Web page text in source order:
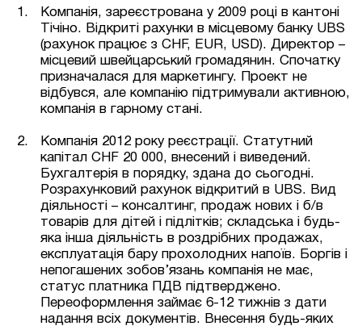
Компанія, зареєстрована у 2009 році в кантоні
Тічіно. Відкриті рахунки в місцевому банку UBS
(рахунок працює з CHF, EUR, USD). Директор –
місцевий швейцарський громадянин. Спочатку
призначалася для маркетингу. Проект не
відбувся, але компанію підтримували активною,
компанія в гарному стані.
Компанія 2012 року реєстрації. Статутний
капітал CHF 20 000, внесений і виведений.
Бухгалтерія в порядку, здана до сьогодні.
Розрахунковий рахунок відкритий в UBS. Вид
діяльності – консалтинг, продаж нових і б/в
товарів для дітей і підлітків; складська і будь-
яка інша діяльність в роздрібних продажах,
експлуатація бару прохолодних напоїв. Боргів і
непогашених зобов’язань компанія не має,
статус платника ПДВ підтверджено.
Переоформлення займає 6-12 тижнів з дати
надання всіх документів. Внесення будь-яких